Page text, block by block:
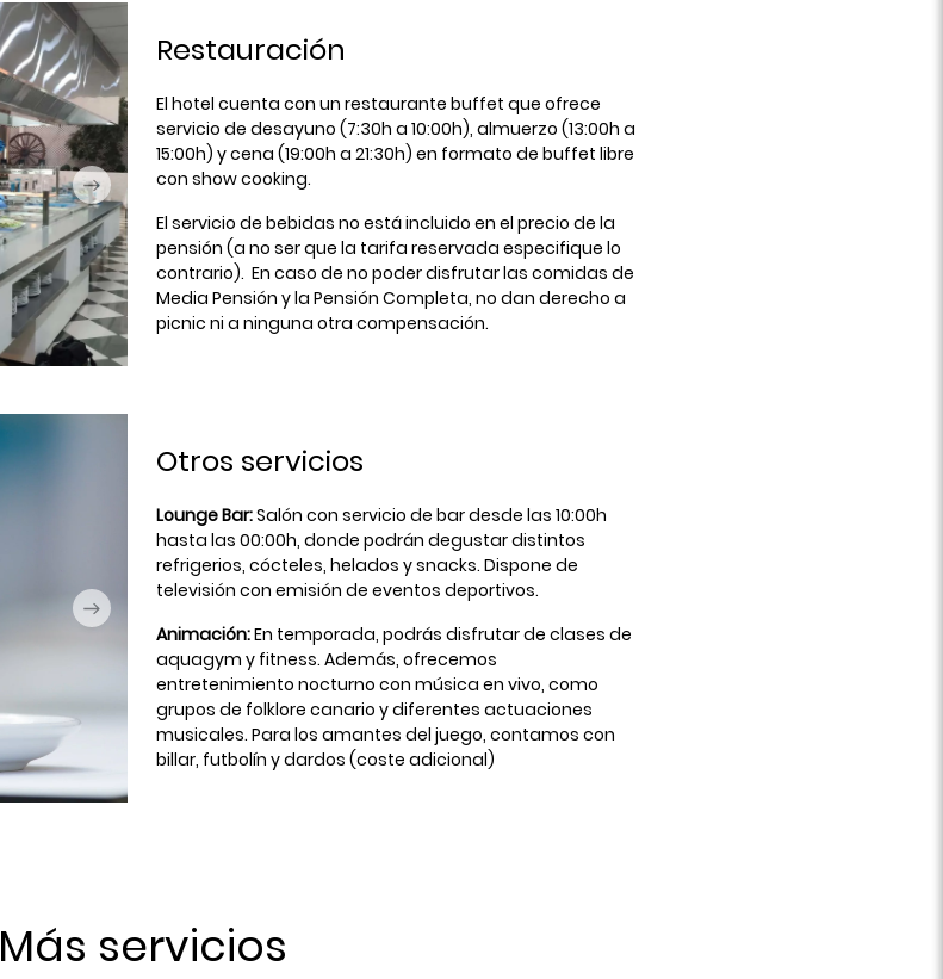
Restauración
El hotel cuenta con un restaurante buffet que ofrece
servicio de desayuno (7:30h a 10:00h), almuerzo (13:00h a
15:00h) y cena (19:00h a 21:30h) en formato de buffet libre
con show cooking.
El servicio de bebidas no está incluido en el precio de la
pensión (a no ser que la tarifa reservada especifique lo
contrario). En caso de no poder disfrutar las comidas de
Media Pensión y la Pensión Completa, no dan derecho a
picnic ni a ninguna otra compensación.
Otros servicios
Lounge Bar:Salón con servicio de bar desde las 10:00h
hasta las 00:00h, donde podrán degustar distintos
refrigerios, cócteles, helados y snacks. Dispone de
televisión con emisión de eventos deportivos.
Animación:En temporada, podrás disfrutar de clases de
aquagym y fitness. Además, ofrecemos
entretenimiento nocturno con música en vivo, como
grupos de folklore canario y diferentes actuaciones
musicales. Para los amantes del juego, contamos con
billar, futbolín y dardos (coste adicional)
Más servicios